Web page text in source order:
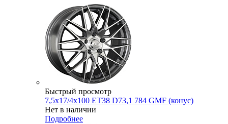
Быстрый просмотр
7,5x17/4x100 ET38 D73,1 784 GMF (конус)
Нет в наличии
Подробнее